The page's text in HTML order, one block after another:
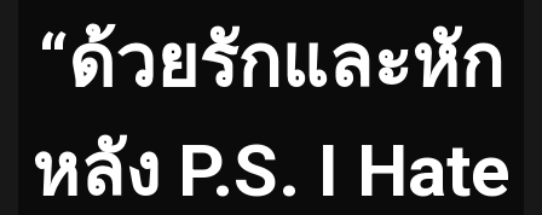
“ด้วยรักและหัก
หลัง P.S. I Hate